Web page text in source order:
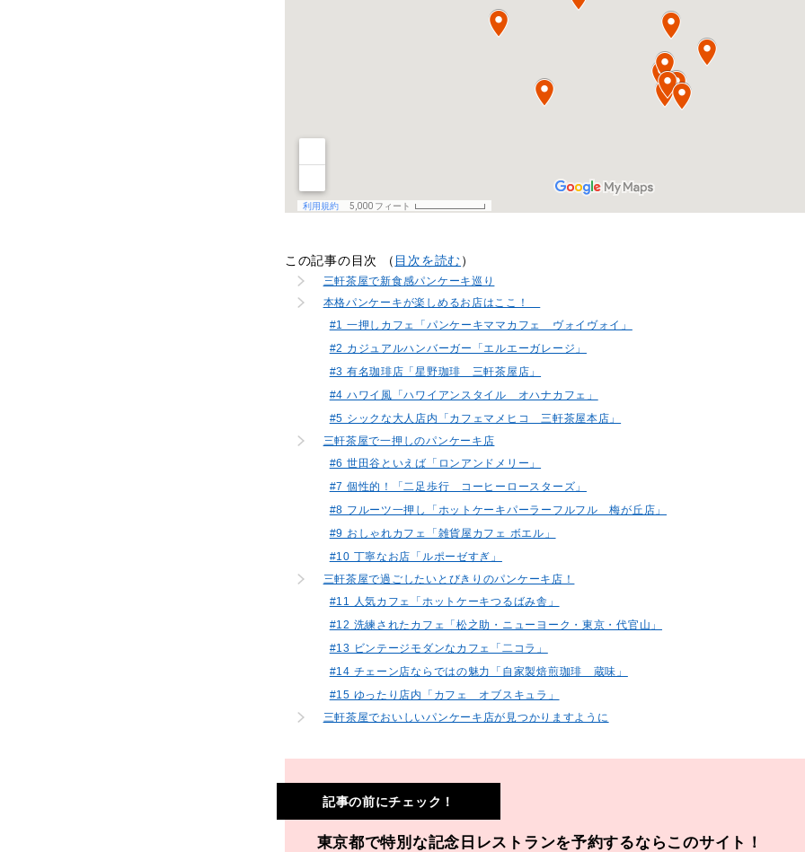
この記事の目次 （ 目次を読む ）
三軒茶屋で新食感パンケーキ巡り
本格パンケーキが楽しめるお店はここ！
#1 一押しカフェ「パンケーキママカフェ ヴォイヴォイ」
#2 カジュアルハンバーガー「エルエーガレージ」
#3 有名珈琲店「星野珈琲 三軒茶屋店」
#4 ハワイ風「ハワイアンスタイル オハナカフェ」
#5 シックな大人店内「カフェマメヒコ 三軒茶屋本店」
三軒茶屋で一押しのパンケーキ店
#6 世田谷といえば「ロンアンドメリー」
#7 個性的！「二足歩行 コーヒーロースターズ」
#8 フルーツ一押し「ホットケーキパーラーフルフル 梅が丘店」
#9 おしゃれカフェ「雑貨屋カフェ ボエル」
#10 丁寧なお店「ルポーゼすぎ」
三軒茶屋で過ごしたいとびきりのパンケーキ店！
#11 人気カフェ「ホットケーキつるばみ舎」
#12 洗練されたカフェ「松之助・ニューヨーク・東京・代官山」
#13 ビンテージモダンなカフェ「二コラ」
#14 チェーン店ならではの魅力「自家製焙煎珈琲 蔵味」
#15 ゆったり店内「カフェ オブスキュラ」
三軒茶屋でおいしいパンケーキ店が見つかりますように
記事の前にチェック！
東京都で特別な記念日レストランを予約するならこのサイト！